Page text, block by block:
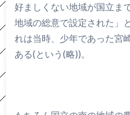
好ましくない地域が国立ま
地域の総意で設定された」
れは当時、少年であった宮
ある(という(略))。